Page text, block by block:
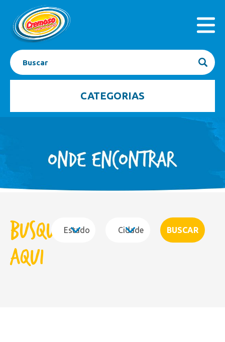
CATEGORIAS
Bombom Gelado
Caixas
Cones
Copão Família
Copos de Sobremesa
INICIAL
PRODUTOS
A EMPRESA
SEJA FRANQUEADO
CONTATO
Busque
aqui